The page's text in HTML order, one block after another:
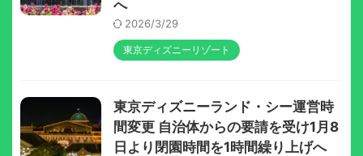
へ
2026/3/29
東京ディズニーリゾート
東京ディズニーランド・シー運営時
間変更 自治体からの要請を受け1月8
日より閉園時間を1時間繰り上げへ